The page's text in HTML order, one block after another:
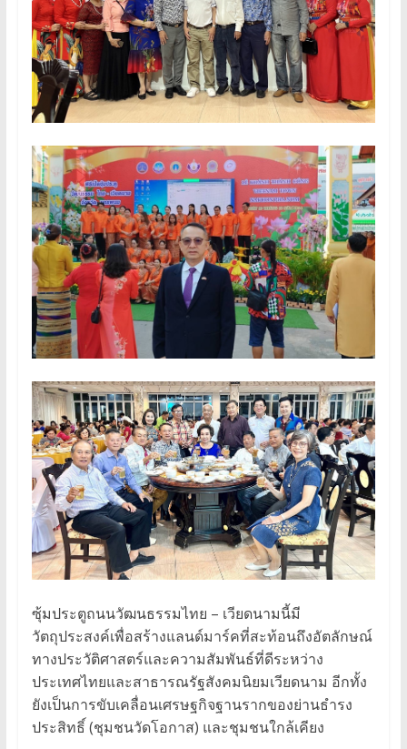
ซุ้มประตูถนนวัฒนธรรมไทย – เวียดนามนี้มี
วัตถุประสงค์เพื่อสร้างแลนด์มาร์คที่สะท้อนถึงอัตลักษณ์
ทางประวัติศาสตร์และความสัมพันธ์ที่ดีระหว่าง
ประเทศไทยและสาธารณรัฐสังคมนิยมเวียดนาม อีกทั้ง
ยังเป็นการขับเคลื่อนเศรษฐกิจฐานรากของย่านธำรง
ประสิทธิ์ (ชุมชนวัดโอกาส) และชุมชนใกล้เคียง